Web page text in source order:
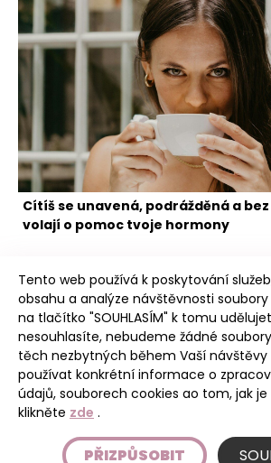
Cítíš se unavená, podrážděná a
volají o pomoc tvoje hormony
Poudree
Úvod
Tento web používá k poskytování
obsahu a analýze návštěvnosti
na tlačítko "SOUHLASÍM" k tomu
nesouhlasíte, nebudeme žádné
těch nezbytných během Vaší návštěvy
používat konkrétní informace o
údajů, souborech cookies ao tom, jak
klikněte zde .
PŘIZPŮSOBIT